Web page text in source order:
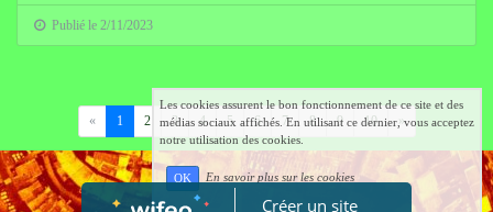
Publié le 2/11/2023
«Précédent
1 2 3 4 5 6 7 8 9 10 »Suivant
Créer un site
Les cookies assurent le bon fonctionnement de ce site et des
médias sociaux affichés. En utilisant ce dernier, vous acceptez
notre utilisation des cookies.
OK En savoir plus sur les cookies